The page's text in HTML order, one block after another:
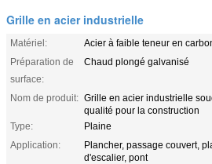
Grille en acier industrielle
Matériel:
Acier à faible teneur en
Préparation de
surface:
Chaud plongé galvanisé
Nom de produit: Grille en acier industrielle
qualité pour la construction
Type:
Plaine
Application:
Plancher, passage couvert,
d'escalier, pont